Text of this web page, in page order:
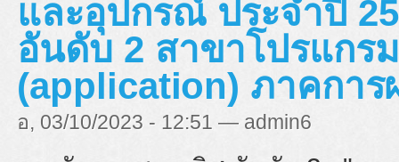
และอุปกรณ์ ประจำปี
อันดับ 2 สาขาโปรแกร
(application) ภาคการ
อ, 03/10/2023 - 12:51 — admin6